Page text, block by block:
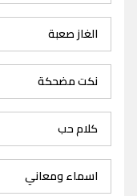
الغاز صعبة
نكت مضحكة
كلام حب
اسماء ومعاني